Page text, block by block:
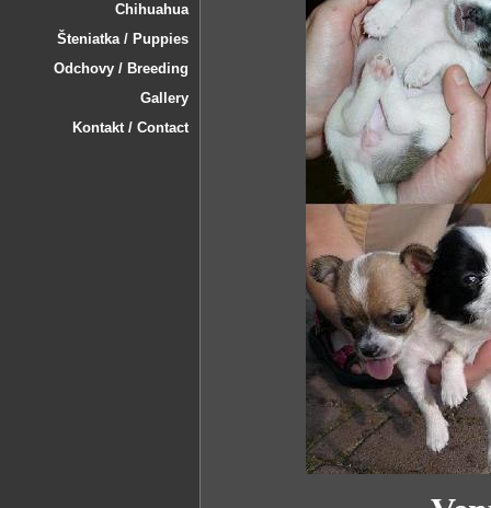
Chihuahua
Šteniatka / Puppies
Odchovy / Breeding
Gallery
Kontakt / Contact